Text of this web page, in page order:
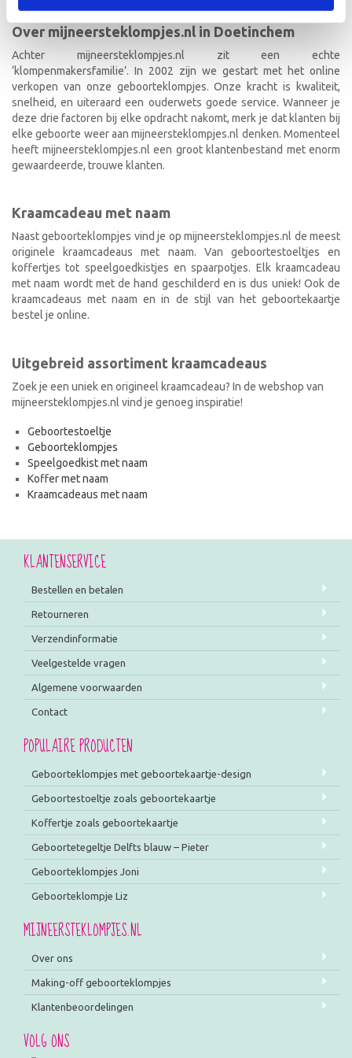
Over mijneersteklompjes.nl in Doetinchem
Achter mijneersteklompjes.nl zit een echte
‘klompenmakersfamilie’. In 2002 zijn we gestart met het online
verkopen van onze geboorteklompjes. Onze kracht is kwaliteit,
snelheid, en uiteraard een ouderwets goede service. Wanneer je
deze drie factoren bij elke opdracht nakomt, merk je dat klanten bij
elke geboorte weer aan mijneersteklompjes.nl denken. Momenteel
heeft mijneersteklompjes.nl een groot klantenbestand met enorm
gewaardeerde, trouwe klanten.
Kraamcadeau met naam
Naast geboorteklompjes vind je op mijneersteklompjes.nl de meest
originele kraamcadeaus met naam. Van geboortestoeltjes en
koffertjes tot speelgoedkistjes en spaarpotjes. Elk kraamcadeau
met naam wordt met de hand geschilderd en is dus uniek! Ook de
kraamcadeaus met naam en in de stijl van het geboortekaartje
bestel je online.
Uitgebreid assortiment kraamcadeaus
Zoek je een uniek en origineel kraamcadeau? In de webshop van
mijneersteklompjes.nl vind je genoeg inspiratie!
Geboortestoeltje
Geboorteklompjes
Speelgoedkist met naam
Koffer met naam
Kraamcadeaus met naam
KLANTENSERVICE
Bestellen en betalen
Retourneren
Verzendinformatie
Veelgestelde vragen
Algemene voorwaarden
Contact
POPULAIRE PRODUCTEN
Geboorteklompjes met geboortekaartje-design
Geboortestoeltje zoals geboortekaartje
Koffertje zoals geboortekaartje
Geboortetegeltje Delfts blauw – Pieter
Geboorteklompjes Joni
Geboorteklompje Liz
MIJNEERSTEKLOMPJES.NL
Over ons
Making-off geboorteklompjes
Klantenbeoordelingen
VOLG ONS